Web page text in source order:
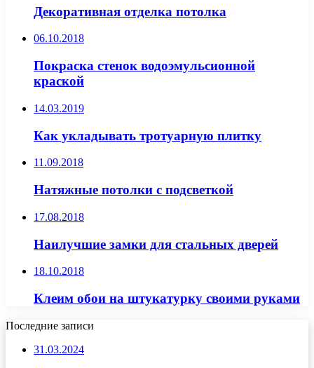
Декоративная отделка потолка
06.10.2018
Покраска стенок водоэмульсионной
краской
14.03.2019
Как укладывать тротуарную плитку
11.09.2018
Натяжные потолки с подсветкой
17.08.2018
Наилучшие замки для стальных дверей
18.10.2018
Клеим обои на штукатурку своими руками
Последние записи
31.03.2024